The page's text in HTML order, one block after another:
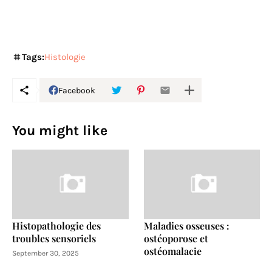
Tags:Histologie
Facebook
You might like
Histopathologie des
troubles sensoriels
September 30, 2025
Maladies osseuses :
ostéoporose et
ostéomalacie